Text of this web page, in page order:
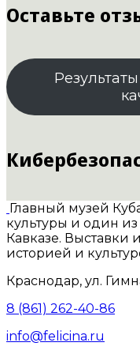
Оставьте
Главный музей
культуры и один
Кавказе. Выставки
историей и
Краснодар, ул.
8 (861) 262-40-86
info@felicina.ru